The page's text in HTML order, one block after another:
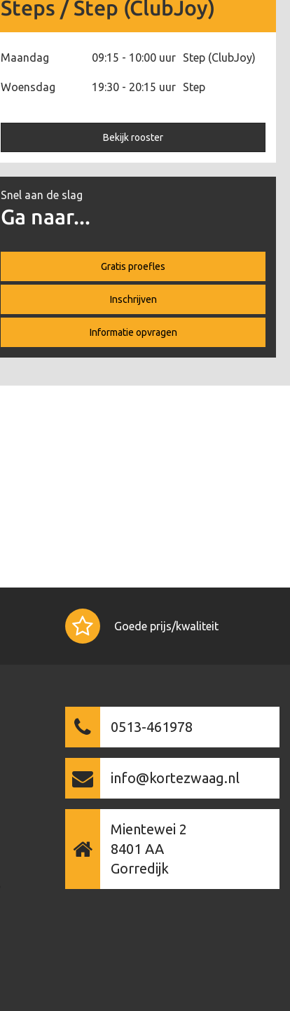
Steps / Step (ClubJoy)
Maandag 09:15 - 10:00 uur Step (ClubJoy)
Woensdag 19:30 - 20:15 uur Step
Bekijk rooster
Snel aan de slag
Ga naar...
Gratis proefles
Inschrijven
Informatie opvragen
Goede prijs/kwaliteit
0513-461978
info@kortezwaag.nl
Mientewei 2
8401 AA
Gorredijk